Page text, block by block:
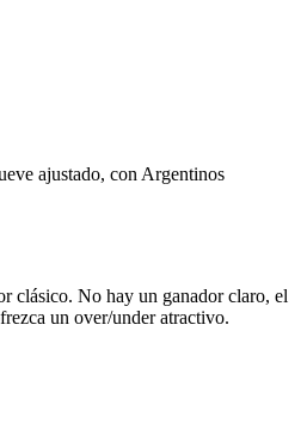
ajustado, con Argentinos
clásico. No hay un ganador claro, el
un over/under atractivo.